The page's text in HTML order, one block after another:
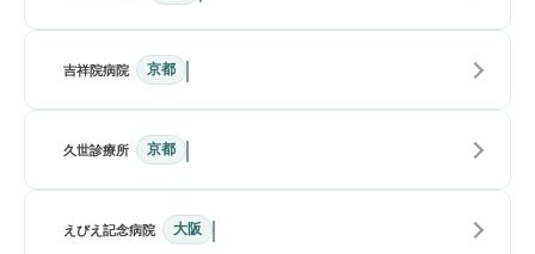
吉祥院病院 京都
久世診療所 京都
えびえ記念病院 大阪